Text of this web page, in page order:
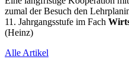
zumal der Besuch den
11. Jahrgangsstufe im Fach
(Heinz)
Alle Artikel